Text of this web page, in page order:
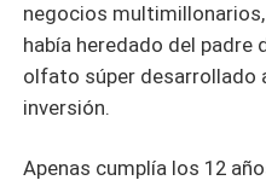
negocios
había heredado del padre
olfato súper desarrollado
inversión.
Apenas cumplía los 12